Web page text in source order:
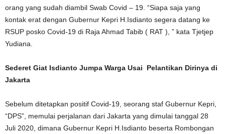
orang yang sudah diambil Swab Covid – 19. “Siapa saja yang
kontak erat dengan Gubernur Kepri H.Isdianto segera datang ke
RSUP posko Covid-19 di Raja Ahmad Tabib ( RAT ), ” kata Tjetjep
Yudiana.
Sederet Giat Isdianto Jumpa Warga Usai Pelantikan Dirinya di
Jakarta
Sebelum ditetapkan positif Covid-19, seorang staf Gubernur Kepri,
“DPS”, memulai perjalanan dari Jakarta yang dimulai tanggal 28
Juli 2020, dimana Gubernur Kepri H.Isdianto beserta Rombongan